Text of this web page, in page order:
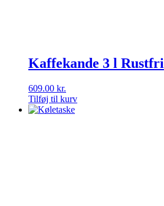
Kaffekande 3 l Rustfri
609.00 kr.
Tilføj til kurv